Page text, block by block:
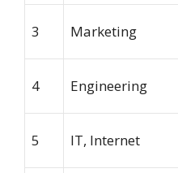
3 Marketing
4 Engineering
5 IT, Internet